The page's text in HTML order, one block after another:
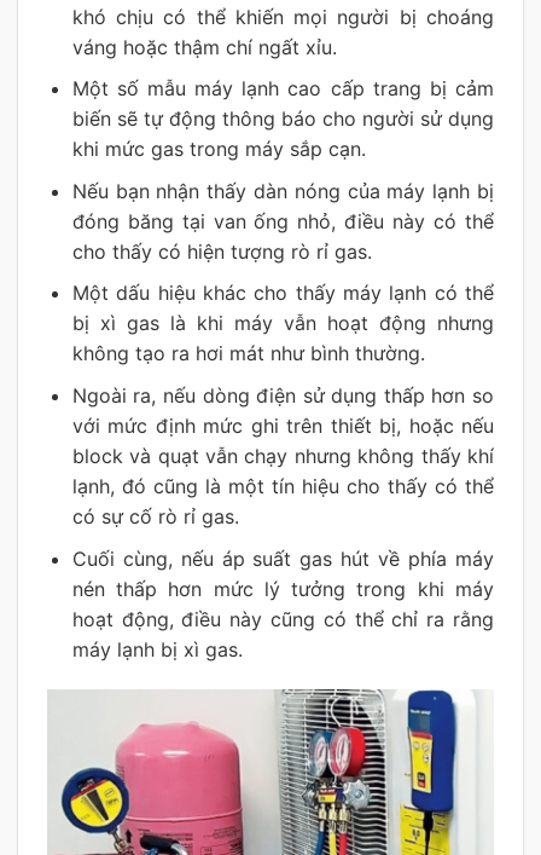
khó chịu có thể khiến mọi người bị choáng
váng hoặc thậm chí ngất xỉu.
Một số mẫu máy lạnh cao cấp trang bị cảm
biến sẽ tự động thông báo cho người sử dụng
khi mức gas trong máy sắp cạn.
Nếu bạn nhận thấy dàn nóng của máy lạnh bị
đóng băng tại van ống nhỏ, điều này có thể
cho thấy có hiện tượng rò rỉ gas.
Một dấu hiệu khác cho thấy máy lạnh có thể
bị xì gas là khi máy vẫn hoạt động nhưng
không tạo ra hơi mát như bình thường.
Ngoài ra, nếu dòng điện sử dụng thấp hơn so
với mức định mức ghi trên thiết bị, hoặc nếu
block và quạt vẫn chạy nhưng không thấy khí
lạnh, đó cũng là một tín hiệu cho thấy có thể
có sự cố rò rỉ gas.
Cuối cùng, nếu áp suất gas hút về phía máy
nén thấp hơn mức lý tưởng trong khi máy
hoạt động, điều này cũng có thể chỉ ra rằng
máy lạnh bị xì gas.